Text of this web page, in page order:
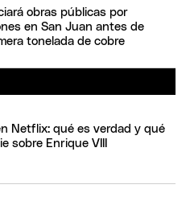
obras públicas por
en San Juan antes de
tonelada de cobre
Netflix: qué es verdad y qué
sobre Enrique VIII